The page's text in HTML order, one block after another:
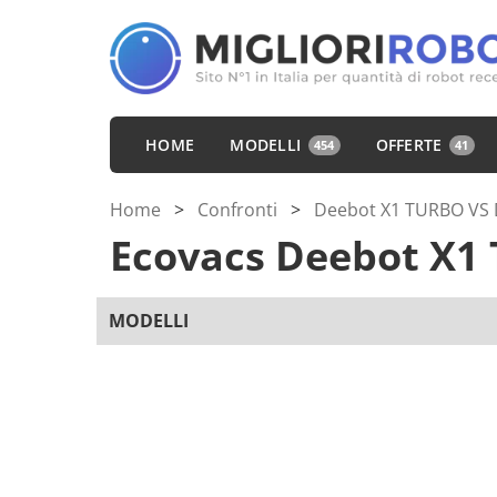
HOME MODELLI 454 OFFERTE 41
Home > Confronti > Deebot X1 TURBO
Ecovacs Deebot X1
MODELLI